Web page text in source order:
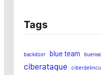
Tags
backdoor blue team
ciberataque